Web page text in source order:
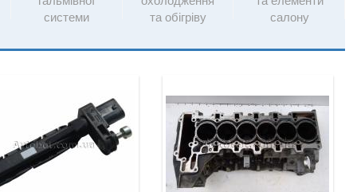
системи
та обігріву
салону